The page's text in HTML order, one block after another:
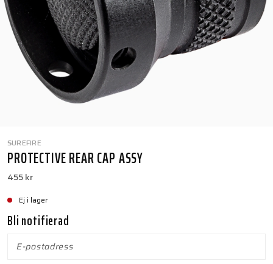
SUREFIRE
PROTECTIVE REAR CAP ASSY
455 kr
Ej i lager
Bli notifierad